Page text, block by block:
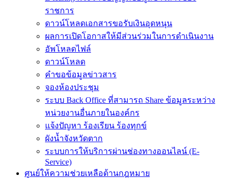
ราชการ
ดาวน์โหลดเอกสารขอรับเงินอุดหนุน
ผลการเปิดโอกาสให้มีส่วนร่วมในการดำเนินงาน
อัพโหลดไฟล์
ดาวน์โหลด
คำขอข้อมูลข่าวสาร
จองห้องประชุม
ระบบ Back Office ที่สามารถ Share ข้อมูลระหว่าง
หน่วยงานอื่นภายในองค์กร
แจ้งปัญหา ร้องเรียน ร้องทุกข์
ผังน้ำจังหวัดตาก
ระบบการให้บริการผ่านช่องทางออนไลน์ (E-
Service)
ศูนย์ให้ความช่วยเหลือด้านกฎหมาย